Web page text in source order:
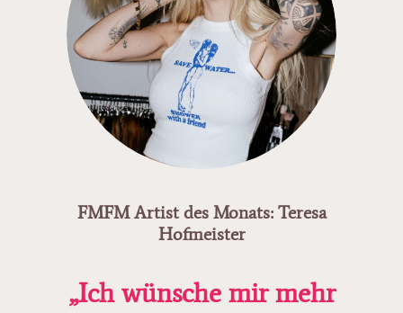
FMFM Artist des Monats: Teresa
Hofmeister
„Ich wünsche mir mehr